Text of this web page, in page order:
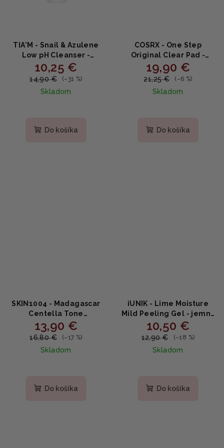
TIA'M - Snail & Azulene
Low pH Cleanser -
Čistiaci gél s nízkym PH
200ml
10,25 €
14,90 € (–31 %)
Skladom
produktu
Do košíka
COSRX - One Step
Original Clear Pad -
čistiace tampóny na pleť
70ks
19,90 €
21,25 € (–6 %)
Skladom
Do košíka
SKIN1004 - Madagascar
Centella Tone
Brightening Cleansing
Gel Foam - Rozjasňujúci
čistiaci gél 125ml
13,90 €
16,80 € (–17 %)
Skladom
Do košíka
iUNIK - Lime Moisture
Mild Peeling Gel - jemný
hydratačný peeling
120ml
10,50 €
12,90 € (–18 %)
Skladom
Do košíka